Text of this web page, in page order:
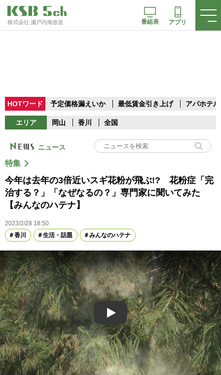
株式会社 瀬戸内海放送 番組表 アプリ
HOTワード 予定価格漏えいか 最低賃金引き上げ アパホテル
エリア 岡山 香川 全国
ニュース
特集
今年は去年の3倍近いスギ花粉が飛ぶ!? 花粉症「完
治する？」「なぜなるの？」専門家に聞いてみた
【みんなのハテナ】
2023/2/28 18:50
香川
生活・話題 みんなのハテナ
Play